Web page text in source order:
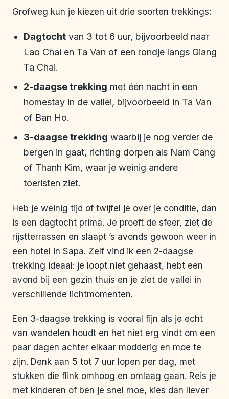
Grofweg kun je kiezen uit drie soorten trekkings:
Dagtocht van 3 tot 6 uur, bijvoorbeeld naar
Lao Chai en Ta Van of een rondje langs Giang
Ta Chai.
2-daagse trekking met één nacht in een
homestay in de vallei, bijvoorbeeld in Ta Van
of Ban Ho.
3-daagse trekking waarbij je nog verder de
bergen in gaat, richting dorpen als Nam Cang
of Thanh Kim, waar je weinig andere
toeristen ziet.
Heb je weinig tijd of twijfel je over je conditie, dan
is een dagtocht prima. Je proeft de sfeer, ziet de
rijstterrassen en slaapt ’s avonds gewoon weer in
een hotel in Sapa. Zelf vind ik een 2-daagse
trekking ideaal: je loopt niet gehaast, hebt een
avond bij een gezin thuis en je ziet de vallei in
verschillende lichtmomenten.
Een 3-daagse trekking is vooral fijn als je echt
van wandelen houdt en het niet erg vindt om een
paar dagen achter elkaar modderig en moe te
zijn. Denk aan 5 tot 7 uur lopen per dag, met
stukken die flink omhoog en omlaag gaan. Reis je
met kinderen of ben je snel moe, kies dan liever